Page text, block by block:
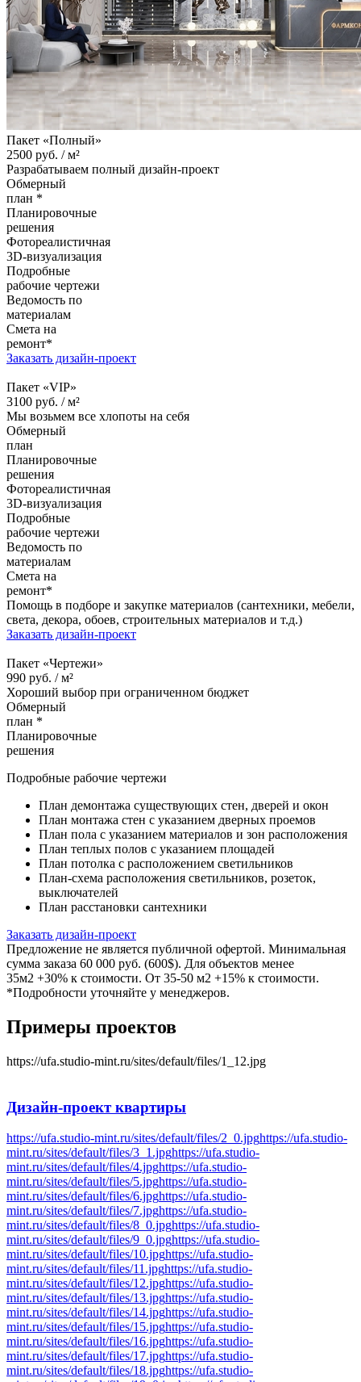
Пакет «Полный»
2500 руб. /м²
Разрабатываем полный дизайн-проект
Обмерный
план *
Планировочные
решения
Фотореалистичная
3D-визуализация
Подробные
рабочие чертежи
Ведомость по
материалам
Смета на
ремонт*
Заказать дизайн-проект
Пакет «VIP»
3100 руб. /м²
Мы возьмем все хлопоты на себя
Обмерный
план
Планировочные
решения
Фотореалистичная
3D-визуализация
Подробные
рабочие чертежи
Ведомость по
материалам
Смета на
ремонт*
Помощь в подборе и закупке материалов (сантехники, мебели,
света, декора, обоев, строительных материалов и т.д.)
Заказать дизайн-проект
Пакет «Чертежи»
990 руб. /м²
Хороший выбор при ограниченном бюджет
Обмерный
план *
Планировочные
решения
Подробные рабочие чертежи
План демонтажа существующих стен, дверей и окон
План монтажа стен с указанием дверных проемов
План пола с указанием материалов и зон расположения
План теплых полов с указанием площадей
План потолка с расположением светильников
План-схема расположения светильников, розеток,
выключателей
План расстановки сантехники
Заказать дизайн-проект
Предложение не является публичной офертой. Минимальная
сумма заказа 60 000 руб. (600$). Для объектов менее
35м2 +30% к стоимости. От 35-50 м2 +15% к стоимости.
*Подробности уточняйте у менеджеров.
Примеры проектов
https://ufa.studio-mint.ru/sites/default/files/1_12.jpg
Дизайн-проектквартиры
https://ufa.studio-mint.ru/sites/default/files/2_0.jpghttps://ufa.studio-
mint.ru/sites/default/files/3_1.jpghttps://ufa.studio-
mint.ru/sites/default/files/4.jpghttps://ufa.studio-
mint.ru/sites/default/files/5.jpghttps://ufa.studio-
mint.ru/sites/default/files/6.jpghttps://ufa.studio-
mint.ru/sites/default/files/7.jpghttps://ufa.studio-
mint.ru/sites/default/files/8_0.jpghttps://ufa.studio-
mint.ru/sites/default/files/9_0.jpghttps://ufa.studio-
mint.ru/sites/default/files/10.jpghttps://ufa.studio-
mint.ru/sites/default/files/11.jpghttps://ufa.studio-
mint.ru/sites/default/files/12.jpghttps://ufa.studio-
mint.ru/sites/default/files/13.jpghttps://ufa.studio-
mint.ru/sites/default/files/14.jpghttps://ufa.studio-
mint.ru/sites/default/files/15.jpghttps://ufa.studio-
mint.ru/sites/default/files/16.jpghttps://ufa.studio-
mint.ru/sites/default/files/17.jpghttps://ufa.studio-
mint.ru/sites/default/files/18.jpghttps://ufa.studio-